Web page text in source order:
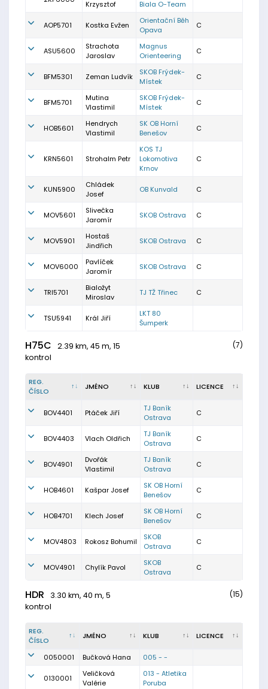
Krzysztof
Biala O-Team
AOP5701 Kostka Evžen
Orientační Běh
Opava
C
ASU5600
Strachota
Jaroslav
Magnus
Orienteering
C
BFM5301 Zeman Ludvík
SKOB Frýdek-
Místek
C
BFM5701
Mutina
Vlastimil
SKOB Frýdek-
Místek
C
HOB5601
Hendrych
Vlastimil
SK OB Horní
Benešov
C
KRN5601 Strohalm Petr
KOS TJ
Lokomotiva
Krnov
C
KUN5900
Chládek
Josef
OB Kunvald C
MOV5601
Slivečka
Jaromír
SKOB Ostrava C
MOV5901
Hostaš
Jindřich
SKOB Ostrava C
MOV6000
Pavlíček
Jaromír
SKOB Ostrava C
TRI5701
Bialožyt
Miroslav
TJ TŽ Třinec C
TSU5941 Král Jiří
LKT 80
Šumperk
H75C
2.39 km, 45 m, 15
kontrol
(7)
REG.
ČÍSLO
JMÉNO KLUB LICENCE
BOV4401 Ptáček Jiří
TJ Baník
Ostrava
C
BOV4403 Vlach Oldřich
TJ Baník
Ostrava
C
BOV4901
Dvořák
Vlastimil
TJ Baník
Ostrava
C
HOB4601 Kašpar Josef
SK OB Horní
Benešov
C
HOB4701 Klech Josef
SK OB Horní
Benešov
C
MOV4803 Rokosz Bohumil
SKOB
Ostrava
C
MOV4901 Chylík Pavol
SKOB
Ostrava
C
HDR
3.30 km, 40 m, 5
kontrol
(15)
REG.
ČÍSLO
JMÉNO KLUB LICENCE
0050001 Bučková Hana 005 - -
0130001
Veličková
Valérie
013 - Atletika
Poruba